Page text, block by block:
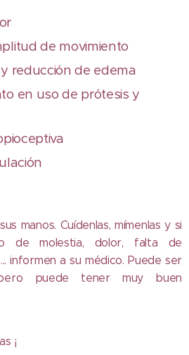
de movimiento
reducción de edema
en uso de prótesis y
manos. Cuídenlas, mímenlas y si
de molestia, dolor, falta de
informen a su médico. Puede ser
puede tener muy buen
¡